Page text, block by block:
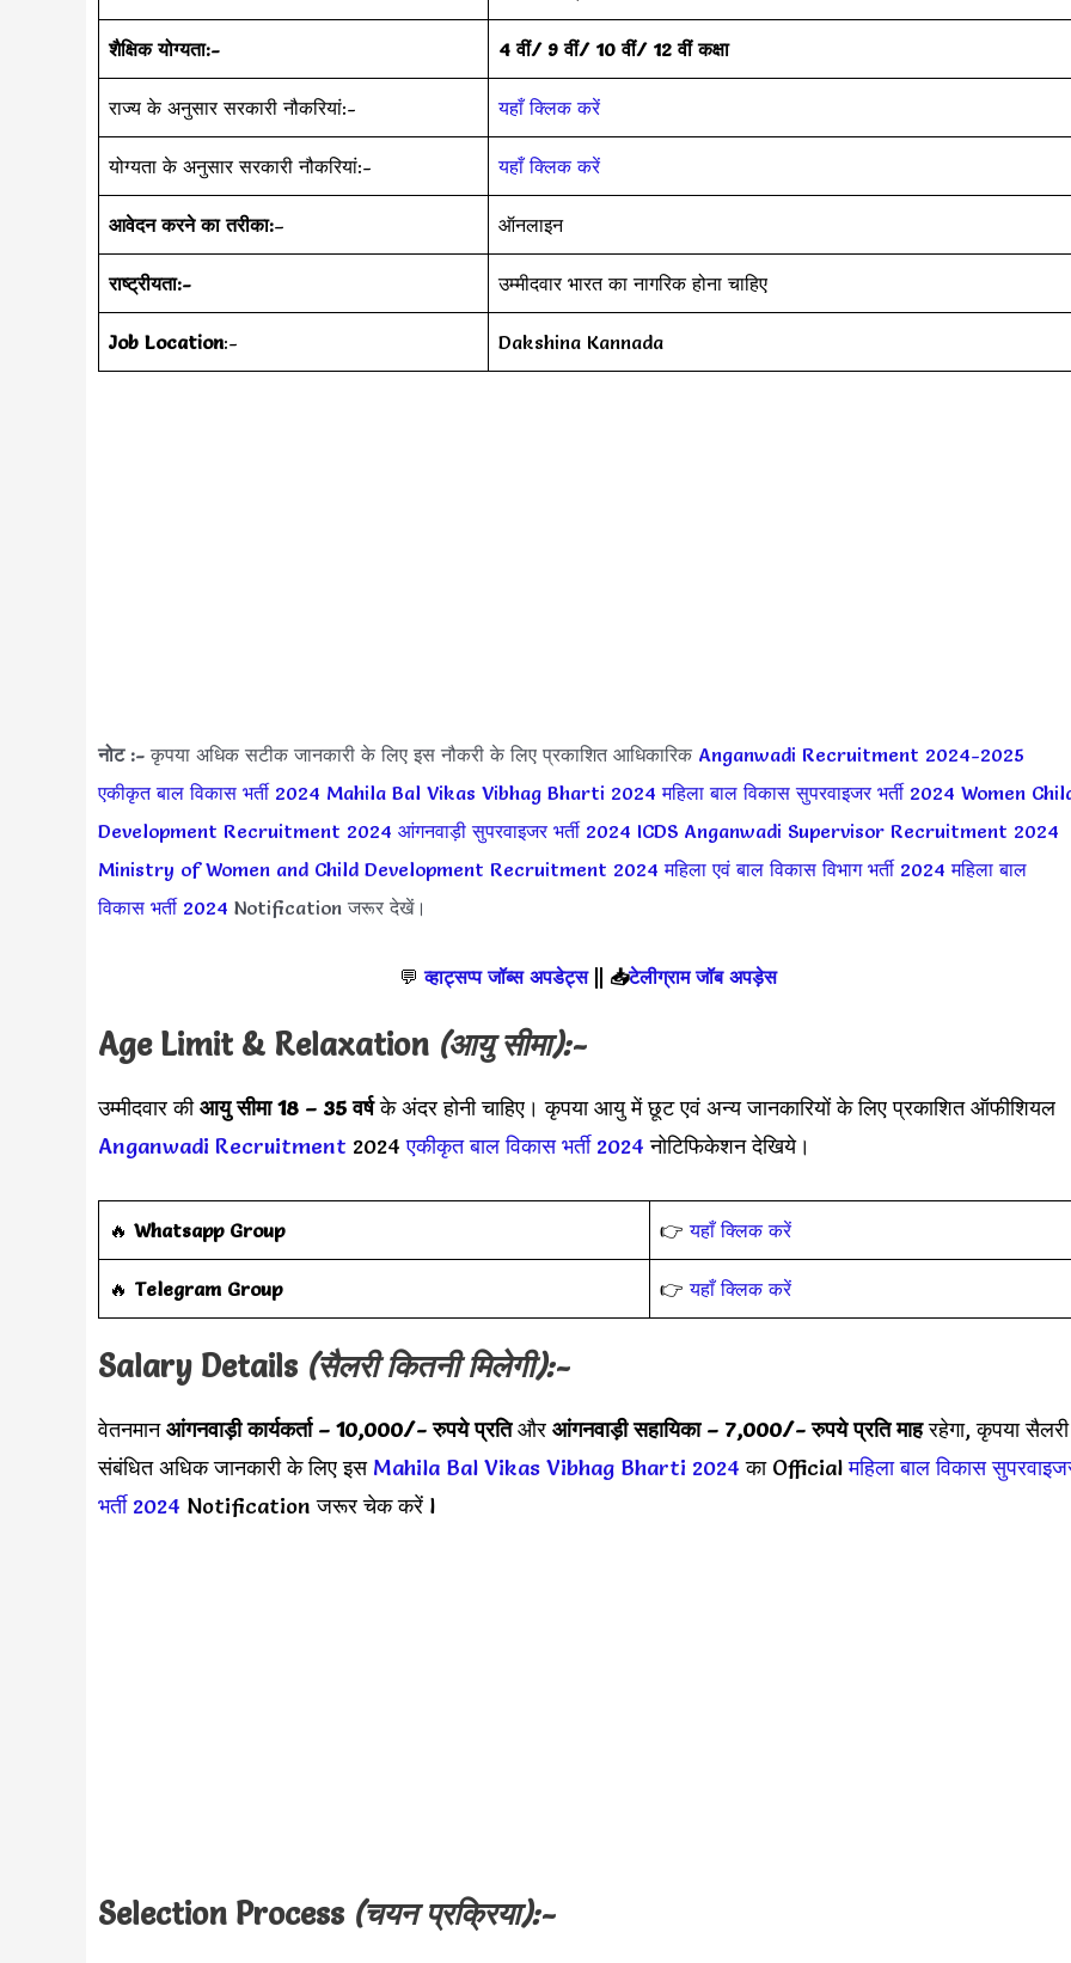
शैक्षिक योग्यता:- 4 वीं/ 9 वीं/ 10 वीं/ 12 वीं कक्षा
राज्य के अनुसार सरकारी नौकरियां:- यहाँ क्लिक करें
योग्यता के अनुसार सरकारी नौकरियां:- यहाँ क्लिक करें
आवेदन करने का तरीका:– ऑनलाइन
राष्ट्रीयता:- उम्मीदवार भारत का नागरिक होना चाहिए
Job Location:- Dakshina Kannada
नोट :- कृपया अधिक सटीक जानकारी के लिए इस नौकरी के लिए प्रकाशित आधिकारिक Anganwadi Recruitment 2024-2025
एकीकृत बाल विकास भर्ती 2024 Mahila Bal Vikas Vibhag Bharti 2024 महिला बाल विकास सुपरवाइजर भर्ती 2024 Women
Development Recruitment 2024 आंगनवाड़ी सुपरवाइजर भर्ती 2024 ICDS Anganwadi Supervisor Recruitment 2024
Ministry of Women and Child Development Recruitment 2024 महिला एवं बाल विकास विभाग भर्ती 2024 महिला बाल
विकास भर्ती 2024 Notification जरूर देखें।
💬 व्हाट्सप्प जॉब्स अपडेट्स|| 📥टेलीग्राम जॉब अपड़ेस
Age Limit & Relaxation (आयु सीमा):-
उम्मीदवार कीआयु सीमा 18 – 35 वर्षके अंदर होनी चाहिए। कृपया आयु में छूट एवं अन्य जानकारियों के लिए प्रकाशित ऑफीशियल
Anganwadi Recruitment 2024एकीकृत बाल विकास भर्ती 2024 नोटिफिकेशन देखिये।
🔥 Whatsapp Group 👉यहाँ क्लिक करें
‎️‍🔥 Telegram Group 👉यहाँ क्लिक करें
Salary Details (सैलरी कितनी मिलेगी):-
वेतनमानआंगनवाड़ी कार्यकर्ता – 10,000/- रुपये प्रतिऔर आंगनवाड़ी सहायिका – 7,000/- रुपये प्रति माहरहेगा, कृपया सैलरी
संबंधित अधिक जानकारी के लिए इस Mahila Bal Vikas Vibhag Bharti 2024 का Officialमहिला बाल विकास
भर्ती 2024 Notification जरूर चेक करें l
Selection Process (चयन प्रक्रिया):-